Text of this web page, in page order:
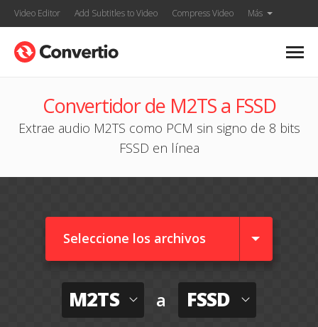
Video Editor Add Subtitles to Video Compress Video Más
Convertidor de M2TS a FSSD
Extrae audio M2TS como PCM sin signo de 8 bits
FSSD en línea
Seleccione los archivos
M2TS a FSSD